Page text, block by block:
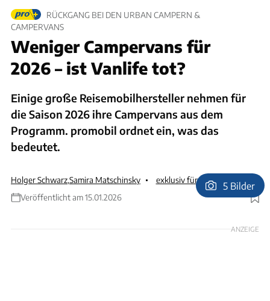
RÜCKGANG BEI DEN URBAN CAMPERN &
CAMPERVANS
Weniger Campervans für
2026 – ist Vanlife tot?
Einige große Reisemobilhersteller nehmen für
die Saison 2026 ihre Campervans aus dem
Programm. promobil ordnet ein, was das
bedeutet.
Holger Schwarz,Samira Matschinsky
exklusiv für Abonnenten
Veröffentlicht am 15.01.2026
Foto: Jürgen Bartosch
5 Bilder
ANZEIGE